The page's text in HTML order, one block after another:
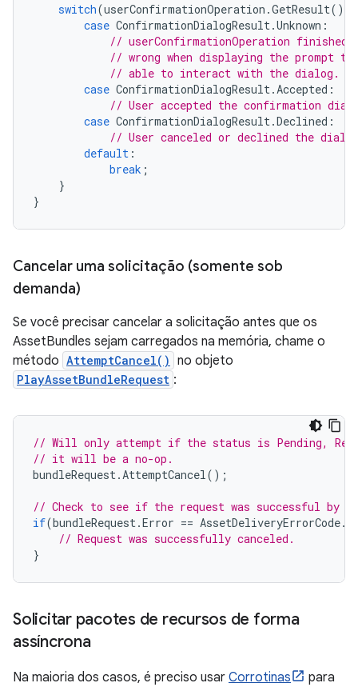
switch(userConfirmationOperation .GetResult())
case ConfirmationDialogResult .Unknown :
// userConfirmationOperation finished
// wrong when displaying the prompt
// able to interact with the dialog.
case ConfirmationDialogResult . Accepted :
// User accepted the confirmation
case ConfirmationDialogResult .Declined :
// User canceled or declined the
default :
break ;
}
}
Cancelar uma solicitação (somente sob
demanda)
Se você precisar cancelar a solicitação antes que os
AssetBundles sejam carregados na memória, chame o
método AttemptCancel() no objeto
PlayAssetBundleRequest :
// Will only attempt if the status is Pending,
// it will be a no-op.
bundleRequest . AttemptCancel ();
// Check to see if the request was successful by
if(bundleRequest .Error == AssetDeliveryErrorCode.
// Request was successfully canceled.
}
Solicitar pacotes de recursos de forma
assíncrona
Na maioria dos casos, é preciso usar Corrotinas
para